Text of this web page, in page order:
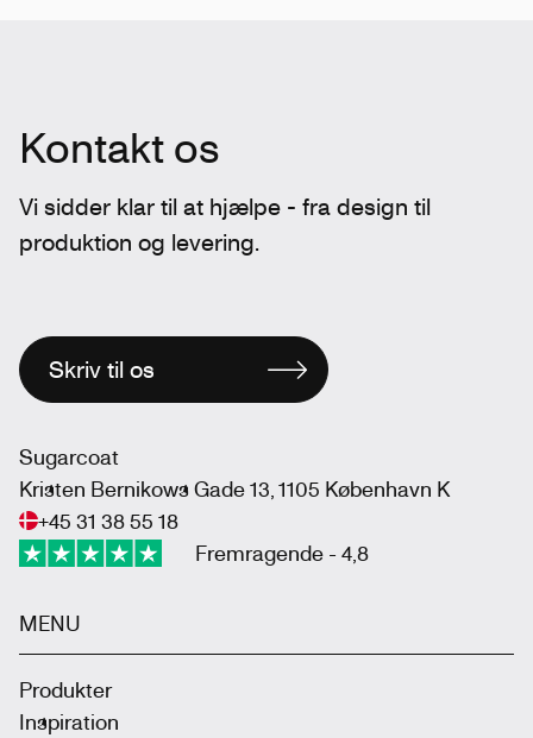
Kontakt os
Vi sidder klar til at hjælpe - fra design til
produktion og levering.
Skriv til os
Sugarcoat
Kristen Bernikows Gade 13, 1105 København K
+45 31 38 55 18
Fremragende - 4,8
MENU
Produkter
Inspiration